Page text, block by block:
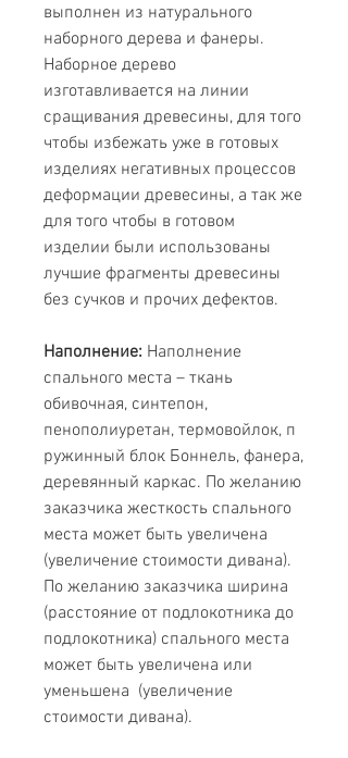
выполнен из натурального
наборного дерева и фанеры.
Наборное дерево
изготавливается на линии
сращивания древесины, для того
чтобы избежать уже в готовых
изделиях негативных процессов
деформации древесины, а так же
для того чтобы в готовом
изделии были использованы
лучшие фрагменты древесины
без сучков и прочих дефектов.
Наполнение: Наполнение
спального места – ткань
обивочная, синтепон,
пенополиуретан, термовойлок, п
ружинный блок Боннель, фанера,
деревянный каркас. По желанию
заказчика жесткость спального
места может быть увеличена
(увеличение стоимости дивана).
По желанию заказчика ширина
(расстояние от подлокотника до
подлокотника) спального места
может быть увеличена или
уменьшена (увеличение
стоимости дивана).